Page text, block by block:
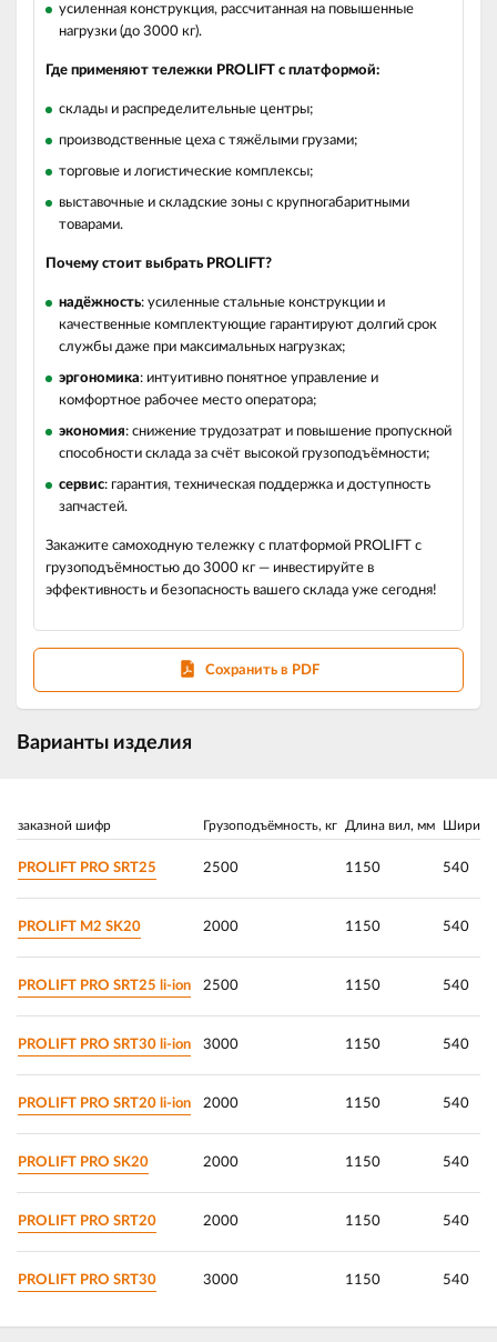
усиленная конструкция, рассчитанная на повышенные
нагрузки (до 3000 кг).
Где применяют тележки PROLIFT с платформой:
склады и распределительные центры;
производственные цеха с тяжёлыми грузами;
торговые и логистические комплексы;
выставочные и складские зоны с крупногабаритными
товарами.
Почему стоит выбрать PROLIFT?
надёжность: усиленные стальные конструкции и
качественные комплектующие гарантируют долгий срок
службы даже при максимальных нагрузках;
эргономика: интуитивно понятное управление и
комфортное рабочее место оператора;
экономия: снижение трудозатрат и повышение пропускной
способности склада за счёт высокой грузоподъёмности;
сервис: гарантия, техническая поддержка и доступность
запчастей.
Закажите самоходную тележку с платформой PROLIFT с
грузоподъёмностью до 3000 кг — инвестируйте в
эффективность и безопасность вашего склада уже сегодня!
Сохранить в PDF
Варианты изделия
заказной шифр Грузоподъёмность, кг Длина вил, мм Ширина
PROLIFT PRO SRT25 2500 1150 540
PROLIFT M2 SK20 2000 1150 540
PROLIFT PRO SRT25 li-ion 2500 1150 540
PROLIFT PRO SRT30 li-ion 3000 1150 540
PROLIFT PRO SRT20 li-ion 2000 1150 540
PROLIFT PRO SK20 2000 1150 540
PROLIFT PRO SRT20 2000 1150 540
PROLIFT PRO SRT30 3000 1150 540